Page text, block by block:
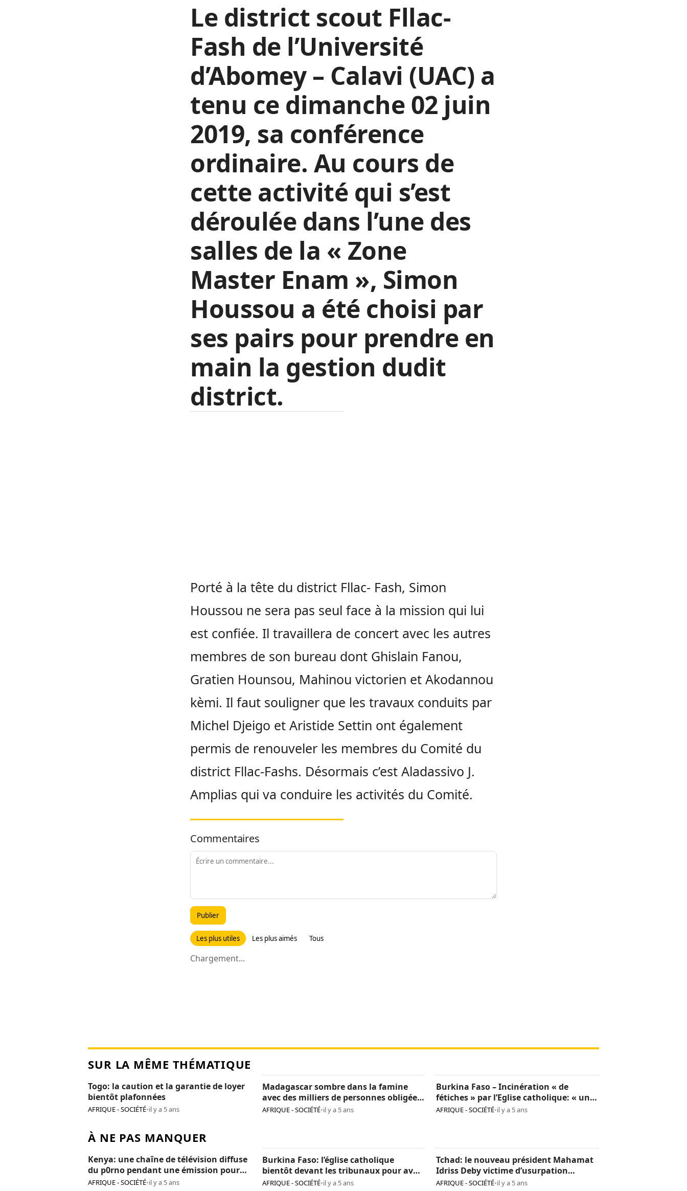
Le district scout Fllac-
Fash de l’Université
d’Abomey – Calavi (UAC) a
tenu ce dimanche 02 juin
2019, sa conférence
ordinaire. Au cours de
cette activité qui s’est
déroulée dans l’une des
salles de la « Zone
Master Enam », Simon
Houssou a été choisi par
ses pairs pour prendre en
main la gestion dudit
district.
Porté à la tête du district Fllac- Fash, Simon
Houssou ne sera pas seul face à la mission qui lui
est confiée. Il travaillera de concert avec les autres
membres de son bureau dont Ghislain Fanou,
Gratien Hounsou, Mahinou victorien et Akodannou
kèmi. Il faut souligner que les travaux conduits par
Michel Djeigo et Aristide Settin ont également
permis de renouveler les membres du Comité du
district Fllac-Fashs. Désormais c’est Aladassivo J.
Amplias qui va conduire les activités du Comité.
Commentaires
Publier
Les plus utiles Les plus aimés Tous
Chargement...
SUR LA MÊME THÉMATIQUE
Togo: la caution et la garantie de loyer
bientôt plafonnées
AFRIQUE - SOCIÉTÉ•il y a 5 ans
Madagascar sombre dans la famine
avec des milliers de personnes obligées
de manger des criquets
AFRIQUE - SOCIÉTÉ•il y a 5 ans
Burkina Faso – Incinération « de
fétiches » par l’Eglise catholique: « une
agression culturelle et une provocation
AFRIQUE - SOCIÉTÉ•il y a 5 ans
À NE PAS MANQUER
Kenya: une chaîne de télévision diffuse
du p0rno pendant une émission pour
enfants
AFRIQUE - SOCIÉTÉ•il y a 5 ans
Burkina Faso: l’église catholique
bientôt devant les tribunaux pour avoir
incinéré des fétiches
AFRIQUE - SOCIÉTÉ•il y a 5 ans
Tchad: le nouveau président Mahamat
Idriss Deby victime d’usurpation
d’identité
AFRIQUE - SOCIÉTÉ•il y a 5 ans